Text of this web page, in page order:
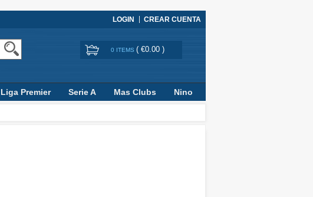
LOGIN CREAR CUENTA
0 ITEMS ( €0.00 )
Liga Premier Serie A Mas Clubs Nino